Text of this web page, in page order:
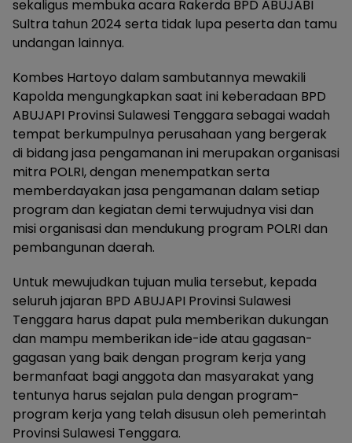
sekaligus membuka acara Rakerda BPD ABUJABI
Sultra tahun 2024 serta tidak lupa peserta dan tamu
undangan lainnya.
Kombes Hartoyo dalam sambutannya mewakili
Kapolda mengungkapkan saat ini keberadaan BPD
ABUJAPI Provinsi Sulawesi Tenggara sebagai wadah
tempat berkumpulnya perusahaan yang bergerak
di bidang jasa pengamanan ini merupakan organisasi
mitra POLRI, dengan menempatkan serta
memberdayakan jasa pengamanan dalam setiap
program dan kegiatan demi terwujudnya visi dan
misi organisasi dan mendukung program POLRI dan
pembangunan daerah.
Untuk mewujudkan tujuan mulia tersebut, kepada
seluruh jajaran BPD ABUJAPI Provinsi Sulawesi
Tenggara harus dapat pula memberikan dukungan
dan mampu memberikan ide-ide atau gagasan-
gagasan yang baik dengan program kerja yang
bermanfaat bagi anggota dan masyarakat yang
tentunya harus sejalan pula dengan program-
program kerja yang telah disusun oleh pemerintah
Provinsi Sulawesi Tenggara.